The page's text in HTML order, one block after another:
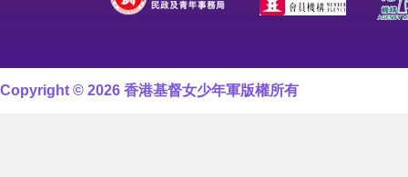
Copyright © 2026 香港基督女少年軍版權所有